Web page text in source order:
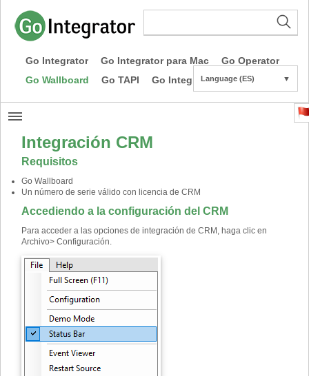
Go Integrator Go Integrator para Mac
Go Operator
Go Wallboard
Go TAPI Go Integrator CE
Language (ES) ▼
Integración CRM
Requisitos
Go Wallboard
Un número de serie válido con licencia de CRM
Accediendo a la configuración del CRM
Para acceder a las opciones de integración de CRM, haga clic en
Archivo> Configuración.